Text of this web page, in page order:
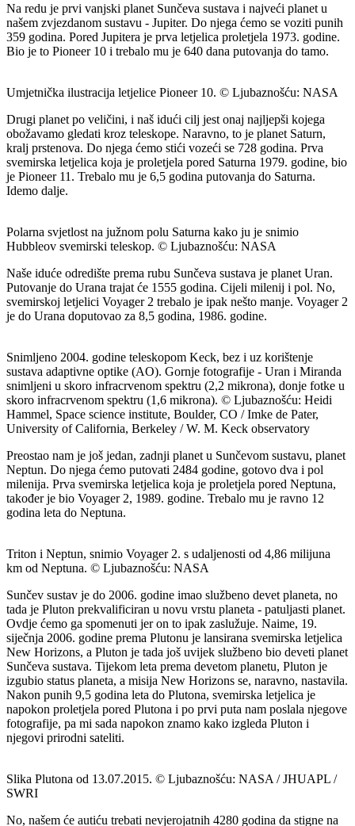
Na redu je prvi vanjski planet Sunčeva sustava i najveći planet u
našem zvjezdanom sustavu - Jupiter. Do njega ćemo se voziti punih
359 godina. Pored Jupitera je prva letjelica proletjela 1973. godine.
Bio je to Pioneer 10 i trebalo mu je 640 dana putovanja do tamo.
Umjetnička ilustracija letjelice Pioneer 10. © Ljubaznošću: NASA
Drugi planet po veličini, i naš idući cilj jest onaj najljepši kojega
obožavamo gledati kroz teleskope. Naravno, to je planet Saturn,
kralj prstenova. Do njega ćemo stići vozeći se 728 godina. Prva
svemirska letjelica koja je proletjela pored Saturna 1979. godine, bio
je Pioneer 11. Trebalo mu je 6,5 godina putovanja do Saturna.
Idemo dalje.
Polarna svjetlost na južnom polu Saturna kako ju je snimio
Hubbleov svemirski teleskop. © Ljubaznošću: NASA
Naše iduće odredište prema rubu Sunčeva sustava je planet Uran.
Putovanje do Urana trajat će 1555 godina. Cijeli milenij i pol. No,
svemirskoj letjelici Voyager 2 trebalo je ipak nešto manje. Voyager 2
je do Urana doputovao za 8,5 godina, 1986. godine.
Snimljeno 2004. godine teleskopom Keck, bez i uz korištenje
sustava adaptivne optike (AO). Gornje fotografije - Uran i Miranda
snimljeni u skoro infracrvenom spektru (2,2 mikrona), donje fotke u
skoro infracrvenom spektru (1,6 mikrona). © Ljubaznošću: Heidi
Hammel, Space science institute, Boulder, CO / Imke de Pater,
University of California, Berkeley / W. M. Keck observatory
Preostao nam je još jedan, zadnji planet u Sunčevom sustavu, planet
Neptun. Do njega ćemo putovati 2484 godine, gotovo dva i pol
milenija. Prva svemirska letjelica koja je proletjela pored Neptuna,
također je bio Voyager 2, 1989. godine. Trebalo mu je ravno 12
godina leta do Neptuna.
Triton i Neptun, snimio Voyager 2. s udaljenosti od 4,86 milijuna
km od Neptuna. © Ljubaznošću: NASA
Sunčev sustav je do 2006. godine imao službeno devet planeta, no
tada je Pluton prekvalificiran u novu vrstu planeta - patuljasti planet.
Ovdje ćemo ga spomenuti jer on to ipak zaslužuje. Naime, 19.
siječnja 2006. godine prema Plutonu je lansirana svemirska letjelica
New Horizons, a Pluton je tada još uvijek službeno bio deveti planet
Sunčeva sustava. Tijekom leta prema devetom planetu, Pluton je
izgubio status planeta, a misija New Horizons se, naravno, nastavila.
Nakon punih 9,5 godina leta do Plutona, svemirska letjelica je
napokon proletjela pored Plutona i po prvi puta nam poslala njegove
fotografije, pa mi sada napokon znamo kako izgleda Pluton i
njegovi prirodni sateliti.
Slika Plutona od 13.07.2015. © Ljubaznošću: NASA / JHUAPL /
SWRI
No, našem će autiću trebati nevjerojatnih 4280 godina da stigne na